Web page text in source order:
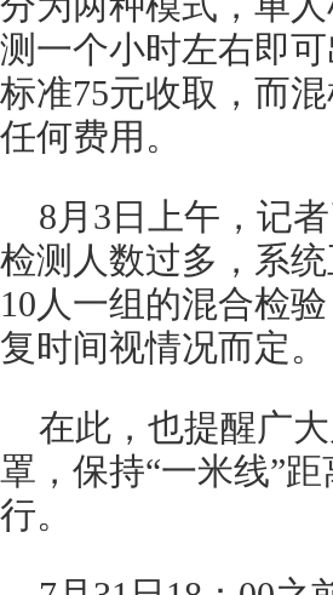
测一个小时左右即
标准75元收取，而
任何费用。
8月3日上午，记
检测人数过多，系
10人一组的混合检
复时间视情况而定。
在此，也提醒广
罩，保持“一米线”
行。